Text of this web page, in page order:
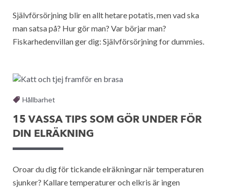
Självförsörjning blir en allt hetare potatis, men vad ska
man satsa på? Hur gör man? Var börjar man?
Fiskarhedenvillan ger dig: Självförsörjning for dummies.
Hållbarhet
15 VASSA TIPS SOM GÖR UNDER FÖR
DIN ELRÄKNING
Oroar du dig för tickande elräkningar när temperaturen
sjunker? Kallare temperaturer och elkris är ingen